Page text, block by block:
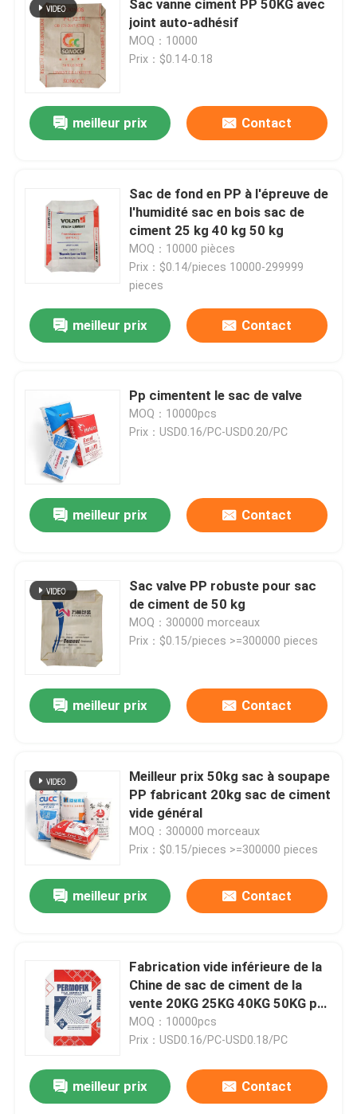
Au sujet de nous
Visite d'usine
Contrôle de qualité
Nouvelles
Demandez une citation
Sacs de empaquetage de ciment
Pp cimentent des sacs
Sacs en papier de Multiwall
Un sac à étoiles
Sacs de empaquetage d'alimentation des animaux
Sac de emballage d'engrais
Sacs d'emballage de sable
Sacs de soupapes en PE
EVA sac à fondue basse
Sac vanne ciment PP 50KG avec
joint auto-adhésif
MOQ：10000
Prix：$0.14-0.18
meilleur prix Contact
Sac de fond en PP à l'épreuve de
l'humidité sac en bois sac de
ciment 25 kg 40 kg 50 kg
MOQ：10000 pièces
Prix：$0.14/pieces 10000-299999
pieces
meilleur prix Contact
Pp cimentent le sac de valve
MOQ：10000pcs
Prix：USD0.16/PC-USD0.20/PC
meilleur prix Contact
Sac valve PP robuste pour sac
de ciment de 50 kg
MOQ：300000 morceaux
Prix：$0.15/pieces >=300000 pieces
meilleur prix Contact
Meilleur prix 50kg sac à soupape
PP fabricant 20kg sac de ciment
vide général
MOQ：300000 morceaux
Prix：$0.15/pieces >=300000 pieces
meilleur prix Contact
Fabrication vide inférieure de la
Chine de sac de ciment de la
vente 20KG 25KG 40KG 50KG pp
de bloc chaud de valve
MOQ：10000pcs
Prix：USD0.16/PC-USD0.18/PC
meilleur prix Contact